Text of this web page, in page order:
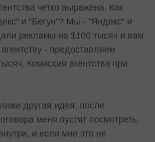
четко выражена. Как
и "Бегун"? Мы - "Яндекс" и
рекламы на $100 тысяч и вам
- предоставляем
Комиссия агентства при
другая идея: после
меня пустят посмотреть,
и если мне это не